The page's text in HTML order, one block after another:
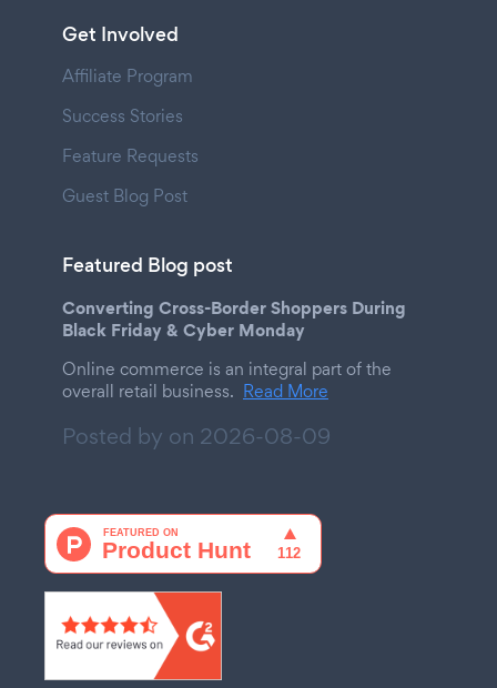
Get Involved
Affiliate Program
Success Stories
Feature Requests
Guest Blog Post
Featured Blog post
Converting Cross-Border Shoppers During
Black Friday & Cyber Monday
Online commerce is an integral part of the
overall retail business. Read More
Posted by on 2026-08-09